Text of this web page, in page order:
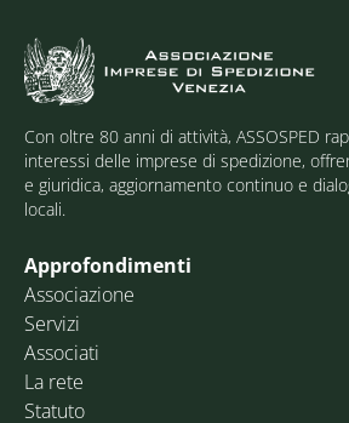
Con oltre 80 anni di attività, ASSOSPED
interessi delle imprese di spedizione,
e giuridica, aggiornamento continuo e
locali.
Approfondimenti
Associazione
Servizi
Associati
La rete
Statuto